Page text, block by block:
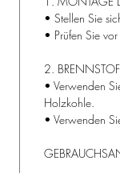
• Stellen Sie
• Prüfen Sie
2.
• Verwenden
Holzkohle.
• Verwenden